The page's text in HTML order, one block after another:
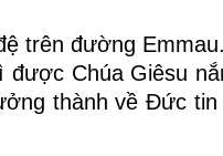
trên đường
Chúa Giêsu
thành về Đức